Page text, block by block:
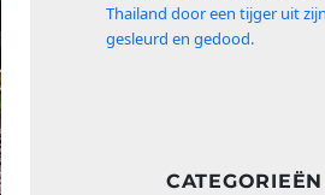
Thailand door een tijger uit
gesleurd en gedood.
CATEGORIEËN